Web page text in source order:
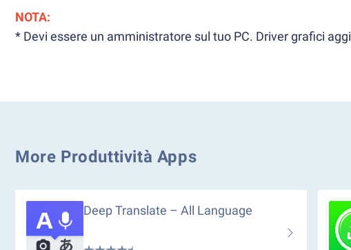
NOTA:
* Devi essere un amministratore sul tuo PC. Driver grafici
More Produttività Apps
Deep Translate – All Language